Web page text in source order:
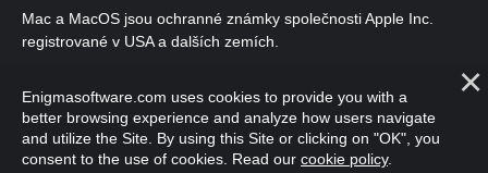
Mac a MacOS jsou ochranné známky společnosti Apple Inc.
registrované v USA a dalších zemích.
vyhrazena.
Enigmasoftware.com uses cookies to provide you with a
better browsing experience and analyze how users navigate
and utilize the Site. By using this Site or clicking on "OK", you
consent to the use of cookies. Read our cookie policy.